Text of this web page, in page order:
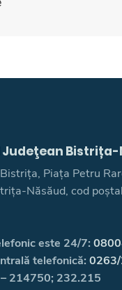
Judeţean Bistrița-
Piața Petru
Năsăud, cod
este 24/7:
telefonică:
214750; 232.215